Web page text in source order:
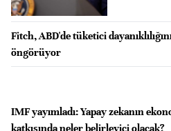
Fitch, ABD'de tüketici
öngörüyor
IMF yayımladı: Yapay zekanın
katkısında neler belirleyici olacak?